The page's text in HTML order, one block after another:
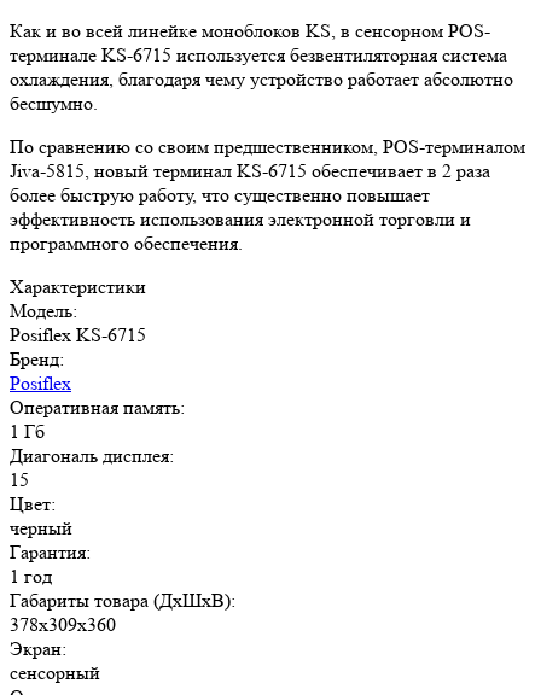
Как и во всей линейке моноблоков KS, в сенсорном POS-
терминале KS-6715 используется безвентиляторная система
охлаждения, благодаря чему устройство работает абсолютно
бесшумно.
По сравнению со своим предшественником, POS-терминалом
Jiva-5815, новый терминал KS-6715 обеспечивает в 2 раза
более быструю работу, что существенно повышает
эффективность использования электронной торговли и
программного обеспечения.
Характеристики
Модель:
Posiflex KS-6715
Бренд:
Posiflex
Оперативная память:
1 Гб
Диагональ дисплея:
15
Цвет:
черный
Гарантия:
1 год
Габариты товара (ДxШxВ):
378x309x360
Экран:
сенсорный